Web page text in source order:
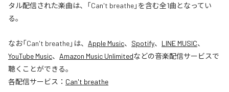
タル配信された楽曲は、「Can't breathe」を含む全1曲となってい
る。
なお「Can't breathe」は、 Apple Music、 Spotify、 LINE MUSIC、
YouTube Music、 Amazon Music Unlimitedなどの音楽配信サービスで
聴くことができる。
各配信サービス： Can't breathe